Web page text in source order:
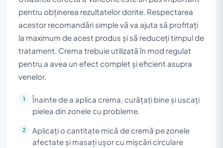
pentru obținerea rezultatelor dorite. Respectarea
acestor recomandări simple vă va ajuta să profitați
la maximum de acest produs și să reduceți timpul de
tratament. Crema trebuie utilizată în mod regulat
pentru a avea un efect complet și eficient asupra
venelor.
Înainte de a aplica crema, curățați bine și uscați
pielea din zonele cu probleme.
Aplicați o cantitate mică de cremă pe zonele
afectate și masați ușor cu mișcări circulare